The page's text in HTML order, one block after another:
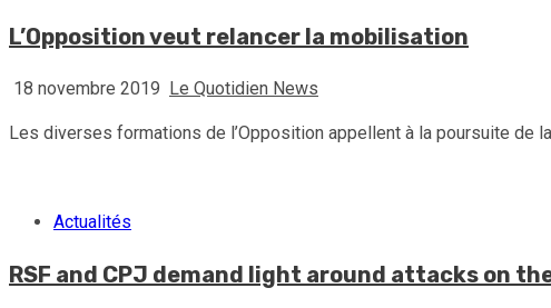
L’Opposition veut relancer la mobilisation
18 novembre 2019 Le Quotidien News
Les diverses formations de l’Opposition appellent à la poursuite de
Actualités
RSF and CPJ demand light around attacks on